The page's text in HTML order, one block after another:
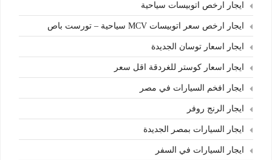
ايجار ارخص اتوبيسات سياحية
ايجار ارخص سعر اتوبيسات MCV سياحية – تورست باص
ايجار اسعار توسان الجديدة
ايجار اسعار كوستر للغردقة اقل سعر
ايجار افخم السيارات في مصر
ايجار الرنج روفر
ايجار السيارات بمصر الجديدة
ايجار السيارات في السفر